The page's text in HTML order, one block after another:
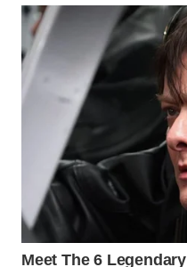
MALUT
DANAU
TOBA
WN
NIAS